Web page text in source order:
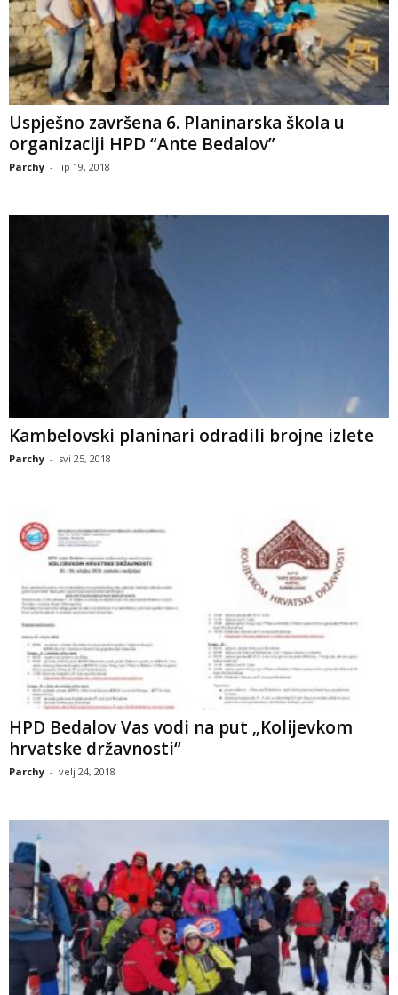
Uspješno završena 6. Planinarska škola u
organizaciji HPD “Ante Bedalov”
Parchy - lip 19, 2018
Kambelovski planinari odradili brojne izlete
Parchy - svi 25, 2018
HPD Bedalov Vas vodi na put „Kolijevkom
hrvatske državnosti“
Parchy - velj 24, 2018